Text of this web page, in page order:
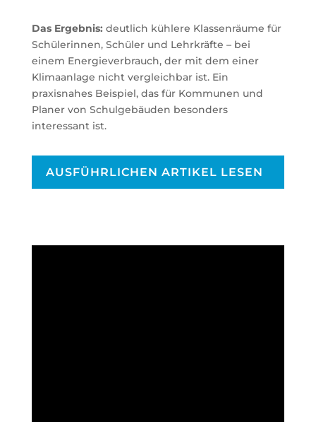
Das Ergebnis: deutlich kühlere Klassenräume für
Schülerinnen, Schüler und Lehrkräfte – bei
einem Energieverbrauch, der mit dem einer
Klimaanlage nicht vergleichbar ist. Ein
praxisnahes Beispiel, das für Kommunen und
Planer von Schulgebäuden besonders
interessant ist.
AUSFÜHRLICHEN ARTIKEL LESEN